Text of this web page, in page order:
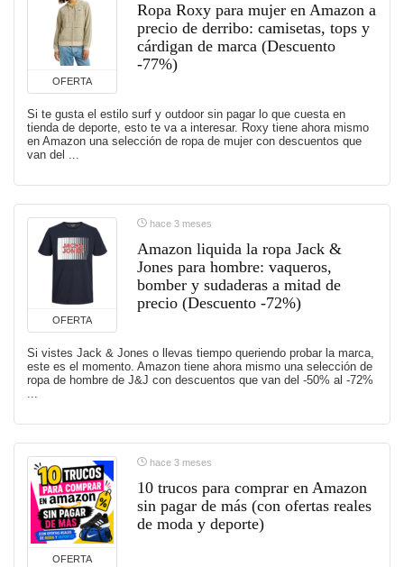
OFERTA
Ropa Roxy para mujer en Amazon a
precio de derribo: camisetas, tops y
cárdigan de marca (Descuento
-77%)
Si te gusta el estilo surf y outdoor sin pagar lo que cuesta en
tienda de deporte, esto te va a interesar. Roxy tiene ahora mismo
en Amazon una selección de ropa de mujer con descuentos que
van del ...
OFERTA
hace 3 meses
Amazon liquida la ropa Jack &
Jones para hombre: vaqueros,
bomber y sudaderas a mitad de
precio (Descuento -72%)
Si vistes Jack & Jones o llevas tiempo queriendo probar la marca,
este es el momento. Amazon tiene ahora mismo una selección de
ropa de hombre de J&J con descuentos que van del -50% al -72%
...
OFERTA
hace 3 meses
10 trucos para comprar en Amazon
sin pagar de más (con ofertas reales
de moda y deporte)